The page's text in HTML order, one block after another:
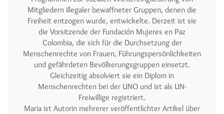
Mitgliedern illegaler bewaffneter Gruppen, denen die
Freiheit entzogen wurde, entwickelte. Derzeit ist sie
die Vorsitzende der Fundación Mujeres en Paz
Colombia, die sich für die Durchsetzung der
Menschenrechte von Frauen, Führungspersönlichkeiten
und gefährdeten Bevölkerungsgruppen einsetzt.
Gleichzeitig absolviert sie ein Diplom in
Menschenrechten bei der UNO und ist als UN-
Freiwillige registriert.
Maria ist Autorin mehrerer veröffentlichter Artikel über